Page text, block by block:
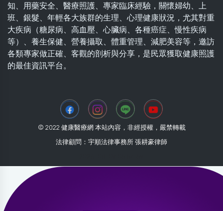
知、用藥安全、醫療照護、專家臨床經驗，關懷婦幼、上
班、銀髮、年輕各大族群的生理、心理健康狀況，尤其對重
大疾病（糖尿病、高血壓、心臟病、各種癌症、慢性疾病
等）、養生保健、營養攝取、體重管理、減肥美容等，邀訪
各類專家做正確、客觀的剖析與分享，是民眾獲取健康照護
的最佳資訊平台。
© 2022 健康醫療網 本站內容，非經授權，嚴禁轉載
法律顧問：宇順法律事務所 張耕豪律師